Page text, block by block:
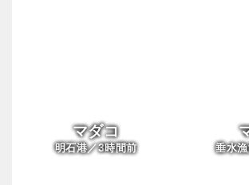
マダコ
明石港／3時間前 垂水